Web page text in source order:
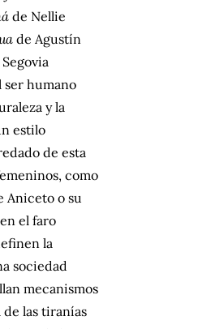
de Nellie
de Agustín
humano
y la
estilo
de esta
como
Aniceto o su
el faro
la
sociedad
mecanismos
de las tiranías